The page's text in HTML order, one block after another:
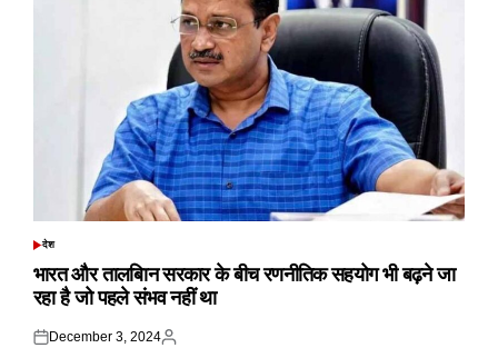
POSTED
देश
भारत और तालबिान सरकार के बीच रणनीतिक सहयोग भी बढ़ने जा
रहा है जो पहले संभव नहीं था
December 3, 2024